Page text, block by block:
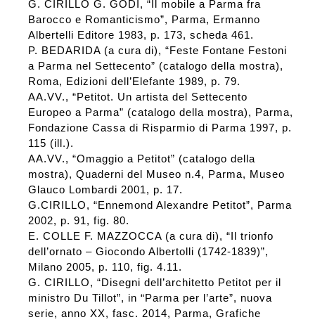
G. CIRILLO G. GODI, “Il mobile a Parma fra
Barocco e Romanticismo”, Parma, Ermanno
Albertelli Editore 1983, p. 173, scheda 461.
P. BEDARIDA (a cura di), “Feste Fontane Festoni
a Parma nel Settecento” (catalogo della mostra),
Roma, Edizioni dell’Elefante 1989, p. 79.
AA.VV., “Petitot. Un artista del Settecento
Europeo a Parma” (catalogo della mostra), Parma,
Fondazione Cassa di Risparmio di Parma 1997, p.
115 (ill.).
AA.VV., “Omaggio a Petitot” (catalogo della
mostra), Quaderni del Museo n.4, Parma, Museo
Glauco Lombardi 2001, p. 17.
G.CIRILLO, “Ennemond Alexandre Petitot”, Parma
2002, p. 91, fig. 80.
E. COLLE F. MAZZOCCA (a cura di), “Il trionfo
dell’ornato – Giocondo Albertolli (1742-1839)”,
Milano 2005, p. 110, fig. 4.11.
G. CIRILLO, “Disegni dell’architetto Petitot per il
ministro Du Tillot”, in “Parma per l’arte”, nuova
serie, anno XX, fasc. 2014, Parma, Grafiche